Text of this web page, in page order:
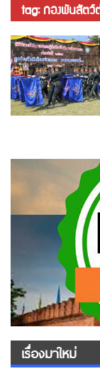
tag: กองพันสัตว์
เรื่องมาใหม่